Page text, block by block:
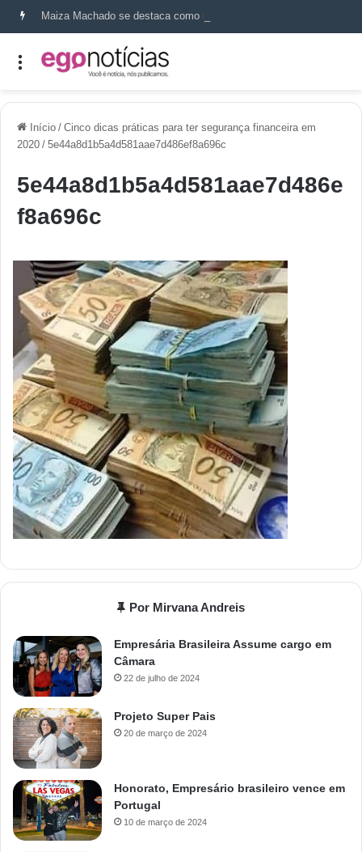
Início / Cinco dicas práticas para ter segurança financeira em
2020 / 5e44a8d1b5a4d581aae7d486ef8a696c
5e44a8d1b5a4d581aae7d486e
f8a696c
Por Mirvana Andreis
Empresária Brasileira Assume cargo em
Câmara
22 de julho de 2024
Projeto Super Pais
20 de março de 2024
Honorato, Empresário brasileiro vence em
Portugal
10 de março de 2024